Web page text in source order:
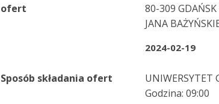
ofert
80-309 GDAŃSK
JANA
2024-02-19
Sposób składania ofert
UNIWERSYTET
Godzina: 09:00